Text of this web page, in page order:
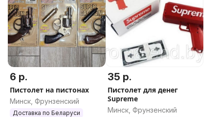
6 р.
Пистолет на пистонах
Минск, Фрунзенский
Доставка по Беларуси
35 р.
Пистолет для денег
Supreme
Минск, Фрунзенский